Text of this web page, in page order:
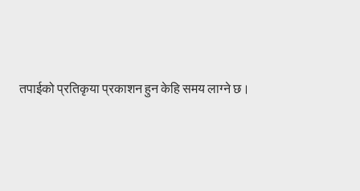
P
तपाईको प्रतिकृया प्रकाशन हुन केहि समय लाग्ने छ।